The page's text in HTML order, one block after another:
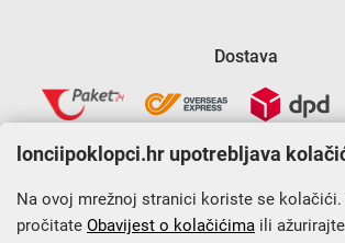
Dostava
Krajnji primatelj financijskog instrumenta
lonciipoklopci.hr upotrebljava
Na ovoj mrežnoj stranici koriste se
pročitate Obavijest o kolačićima ili